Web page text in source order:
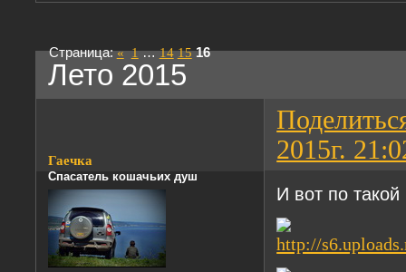
Лето 2015
Страница:« 1 … 14 15 16
2015г.
Гаечка
Спасатель кошачьих душ
И вот по